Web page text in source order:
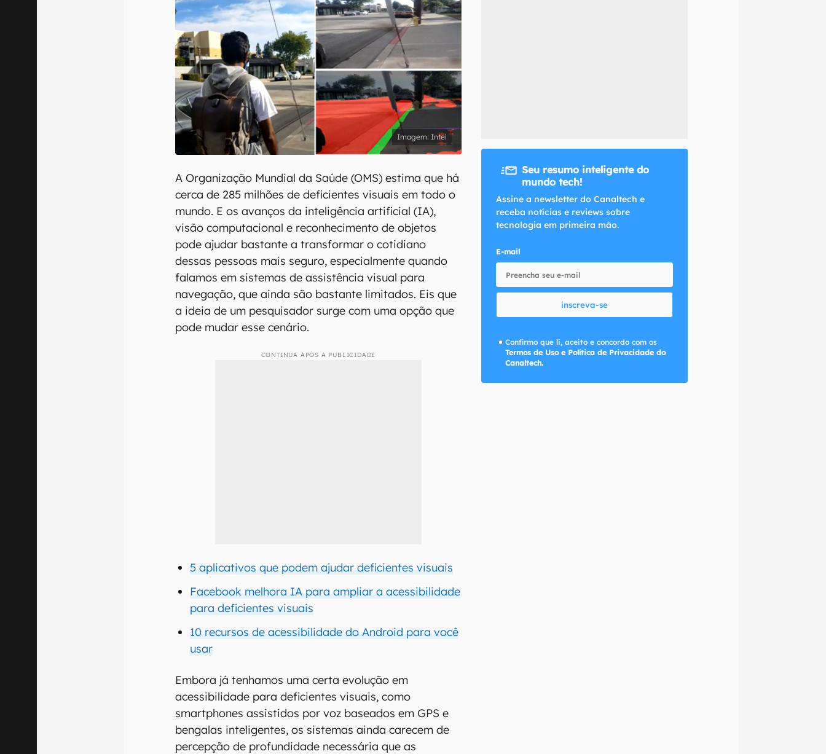
inscreva-se
Confirmo que li, aceito e concordo com os Termos de Uso e Política de Privacidade do Canaltech.
Intel
A Organização Mundial da Saúde (OMS) estima que há
cerca de 285 milhões de deficientes visuais em todo o
mundo. E os avanços da inteligência artificial (IA),
visão computacional e reconhecimento de objetos
pode ajudar bastante a transformar o cotidiano
dessas pessoas mais seguro, especialmente quando
falamos em sistemas de assistência visual para
navegação, que ainda são bastante limitados. Eis que
a ideia de um pesquisador surge com uma opção que
pode mudar esse cenário.
CONTINUA APÓS A PUBLICIDADE
5 aplicativos que podem ajudar deficientes visuais
Facebook melhora IA para ampliar a acessibilidade
para deficientes visuais
10 recursos de acessibilidade do Android para você
usar
Embora já tenhamos uma certa evolução em
acessibilidade para deficientes visuais, como
smartphones assistidos por voz baseados em GPS e
bengalas inteligentes, os sistemas ainda carecem de
percepção de profundidade necessária que as
Seu resumo inteligente do
mundo tech!
Assine a newsletter do Canaltech e
receba notícias e reviews sobre
tecnologia em primeira mão.
E-mail
inscreva-se
Confirmo que li, aceito e concordo com os
Termos de Uso e Política de Privacidade do
Canaltech.